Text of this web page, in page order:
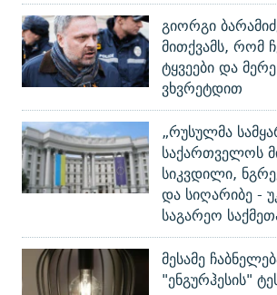
გიორგი
მითქვამს, რომ
ტყვეები და
ვხვრეტდით
„რუსულმა
საქართველოს
სიკვდილი,
და სიღარიბე -
საგარეო
მესამე
"ენგურჰესის"